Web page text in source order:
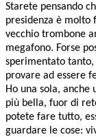
Starete pensando
presidenza è molto
vecchio trombone
megafono. Forse
sperimentato
provare ad essere
Ho una sola, anche
più bella, fuor di
potete fare tutto,
guardare le cose: